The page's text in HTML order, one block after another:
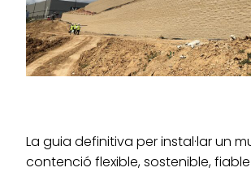
La guia definitiva per instal·lar un
contenció flexible, sostenible,